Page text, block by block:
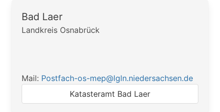
Bad Laer
Landkreis Osnabrück
Mail: Postfach-os-mep@lgln.niedersachsen.de
Katasteramt Bad Laer